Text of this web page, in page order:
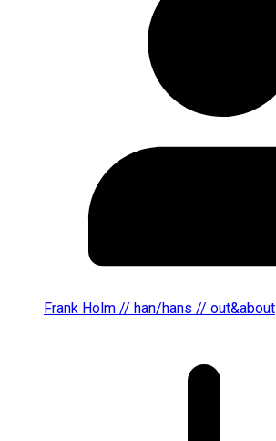
Frank Holm // han/hans // out&about